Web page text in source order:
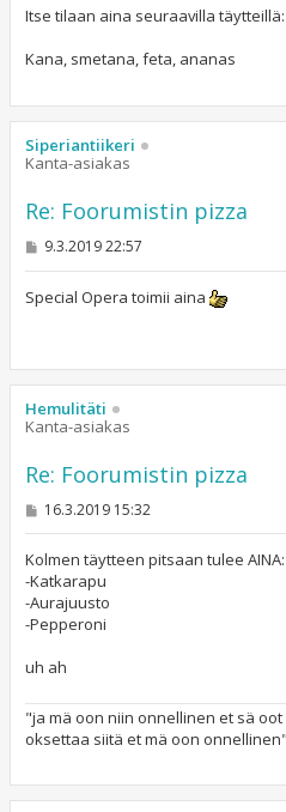
s
Itse tilaan aina seuraavilla täytteillä:
Kana, smetana, feta, ananas
Siperiantiikeri
Kanta-asiakas
Re: Foorumistin pizza
V
e
s
9.3.2019 22:57
Special Opera toimii aina
Hemulitäti
Kanta-asiakas
Re: Foorumistin pizza
V
s
t
i
16.3.2019 15:32
Kolmen täytteen pitsaan tulee AINA:
-Katkarapu
-Aurajuusto
-Pepperoni
uh ah
"ja mä oon niin onnellinen et sä
oksettaa siitä et mä oon